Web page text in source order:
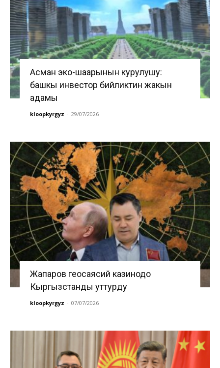
Асман эко-шаарынын курулушу:
башкы инвестор бийликтин жакын
адамы
kloopkyrgyz - 29/07/2026
Жапаров геосаясий казинодо
Кыргызстанды уттурду
kloopkyrgyz - 07/07/2026